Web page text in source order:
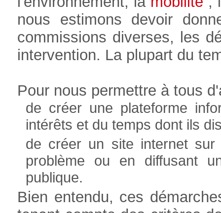
nous estimons devoir
commissions diverses, les
intervention. La plupart du
Pour nous permettre à tous
de créer une plateforme
intérêts et du temps dont ils
de créer un site internet sur
problème ou en diffusant
publique.
Bien entendu, ces